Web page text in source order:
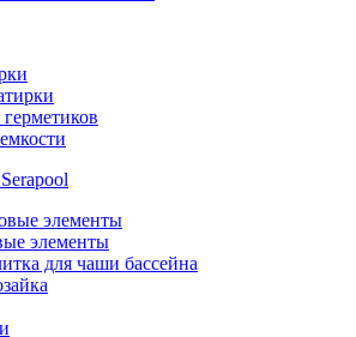
элементы
элементы
для чаши бассейна